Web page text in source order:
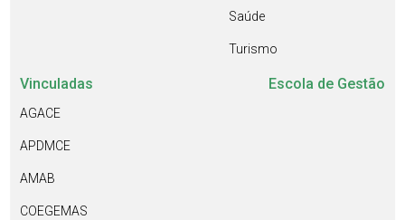
Saúde
Turismo
Vinculadas
AGACE
APDMCE
AMAB
COEGEMAS
Escola de Gestão